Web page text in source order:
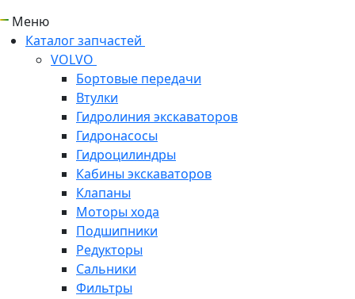
Меню
Каталог запчастей
VOLVO
Бортовые передачи
Втулки
Гидролиния экскаваторов
Гидронасосы
Гидроцилиндры
Кабины экскаваторов
Клапаны
Моторы хода
Подшипники
Редукторы
Сальники
Фильтры